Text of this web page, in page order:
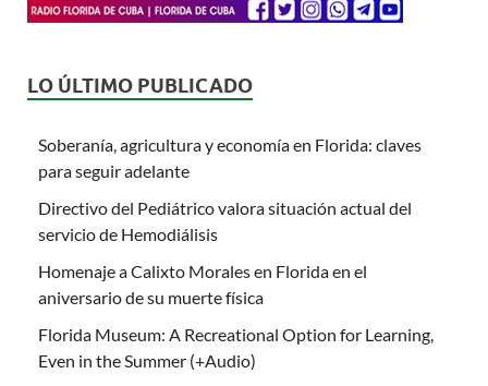
LO ÚLTIMO PUBLICADO
Soberanía, agricultura y economía en Florida: claves
para seguir adelante
Directivo del Pediátrico valora situación actual del
servicio de Hemodiálisis
Homenaje a Calixto Morales en Florida en el
aniversario de su muerte física
Florida Museum: A Recreational Option for Learning,
Even in the Summer (+Audio)